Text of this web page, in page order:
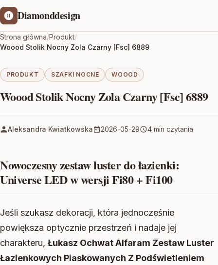
Diamonddesign
Strona główna/Produkt/
Woood Stolik Nocny Zola Czarny [Fsc] 6889
PRODUKT SZAFKI NOCNE WOOOD
Woood Stolik Nocny Zola Czarny [Fsc] 6889
Aleksandra Kwiatkowska 2026-05-29 4 min czytania
Nowoczesny zestaw luster do łazienki:
Universe LED w wersji Fi80 + Fi100
Jeśli szukasz dekoracji, która jednocześnie
powiększa optycznie przestrzeń i nadaje jej
charakteru, Łukasz Ochwat Alfaram Zestaw Luster
Łazienkowych Piaskowanych Z Podświetleniem